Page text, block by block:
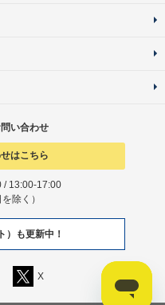
い合わせ
はこちら
/ 13:00-17:00
除く）
）も更新中！
X